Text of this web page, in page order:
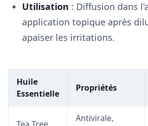
Utilisation : Diffusion dans
application topique après
apaiser les irritations.
Huile
Essentielle
Propriétés
Antivirale,